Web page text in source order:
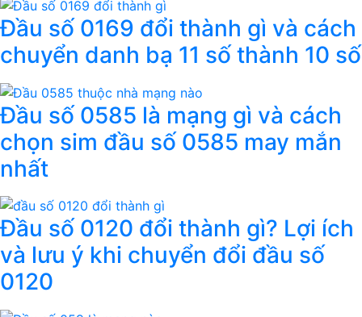
Đầu số 0169 đổi thành gì và cách
chuyển danh bạ 11 số thành 10 số
Đầu số 0585 là mạng gì và cách
chọn sim đầu số 0585 may mắn
nhất
Đầu số 0120 đổi thành gì? Lợi ích
và lưu ý khi chuyển đổi đầu số
0120